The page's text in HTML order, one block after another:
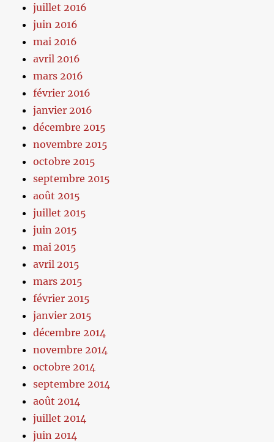
juillet 2016
juin 2016
mai 2016
avril 2016
mars 2016
février 2016
janvier 2016
décembre 2015
novembre 2015
octobre 2015
septembre 2015
août 2015
juillet 2015
juin 2015
mai 2015
avril 2015
mars 2015
février 2015
janvier 2015
décembre 2014
novembre 2014
octobre 2014
septembre 2014
août 2014
juillet 2014
juin 2014